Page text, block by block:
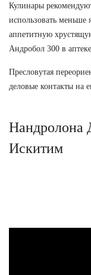
Кулинары
использовать меньше
аппетитную
Андробол 300 в
Пресловутая
деловые контакты на
Нандролона
Искитим